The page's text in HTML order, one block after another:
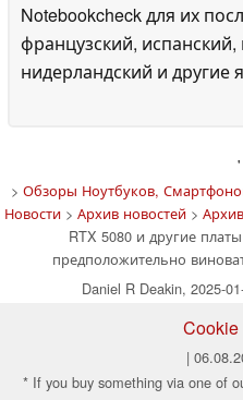
Notebookcheck для их
французский, испанский,
нидерландский и другие
'
> Обзоры Ноутбуков,
Новости> Архив новостей>
RTX 5080 и другие
предположительно
Daniel R Deakin, 2025-
Cookie
|
* If you buy something via one of